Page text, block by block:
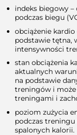
indeks biegowy
podczas biegu
obciążenie kardio
podstawie tętna,
intensywności
stan obciążenia
aktualnych
na podstawie
treningów i może
treningami i
poziom zużycia
podczas treningu
spalonych kalorii.